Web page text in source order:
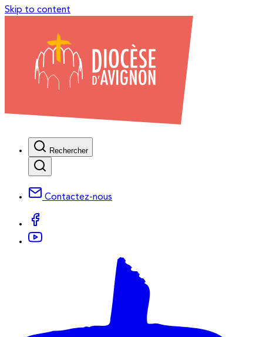
Skip to content
Rechercher
Contactez-nous